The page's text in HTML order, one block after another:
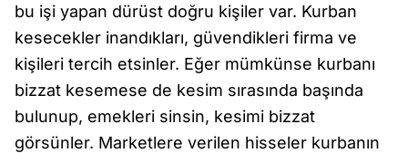
bu işi yapan dürüst doğru kişiler var. Kurban
kesecekler inandıkları, güvendikleri firma ve
kişileri tercih etsinler. Eğer mümkünse kurbanı
bizzat kesemese de kesim sırasında başında
bulunup, emekleri sinsin, kesimi bizzat
görsünler. Marketlere verilen hisseler kurbanın